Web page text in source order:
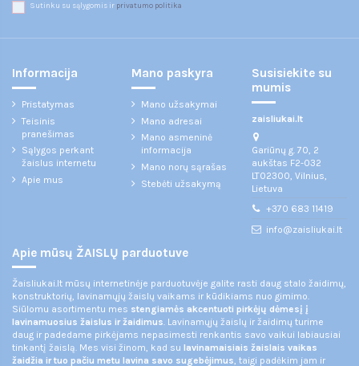
Sutinku su sąlygomis ir privatumo politika
Informacija
Pristatymas
Teisinis
pranešimas
Sąlygos perkant
žaislus internetu
Apie mus
Mano paskyra
Mano užsakymai
Mano adresai
Mano asmeninė
informacija
Mano norų sąrašas
Stebėti užsakymą
Susisiekite su
mumis
zaisliukai.lt
Gariūnų g. 70, 2
aukštas F2-032
LT02300, Vilnius,
Lietuva
+370 683 11419
info@zaisliukai.lt
Apie mūsų ŽAISLŲ parduotuve
Žaisliukai.lt mūsų internetinėje parduotuvėje galite rasti daug stalo žaidimų,
konstruktorių, lavinamųjų žaislų vaikams ir kūdikiams nuo gimimo.
Siūlomu asortimentu mes stengiamės akcentuoti pirkėjų dėmesį į
lavinamuosius žaislus ir žaidimus. Lavinamųjų žaislų ir žaidimų turime
daug ir padedame pirkėjams nepasimesti renkantis savo vaikui labiausiai
tinkantį žaislą. Mes visi žinom, kad su lavinamaisiais žaislais vaikas
žaidžia ir tuo pačiu metu lavina savo sugebėjimus, taigi padėkim jam ir